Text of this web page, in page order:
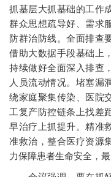
抓基层大抓基础的工作
群众思想疏导好、需求
防群治防线。全面排查
借助大数据手段基础上
持续做好全面深入排查
人员流动情况。堵塞漏
绕家庭聚集传染、医院
工复产防控链条上找差
早治疗上抓提升。精准
准救治，整合医疗资源
力保障患者生命安全，